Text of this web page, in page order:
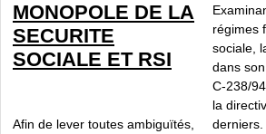
MONOPOLE DE LA
SECURITE
SOCIALE ET RSI
Afin de lever toutes ambiguïtés,
régimes
sociale,
dans
C-238/
la
derniers.